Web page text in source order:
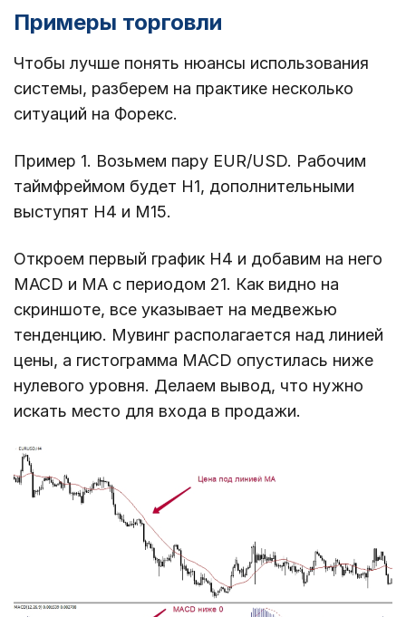
Примеры торговли
Чтобы лучше понять нюансы использования
системы, разберем на практике несколько
ситуаций на Форекс.
Пример 1. Возьмем пару EUR/USD. Рабочим
таймфреймом будет Н1, дополнительными
выступят Н4 и М15.
Откроем первый график Н4 и добавим на него
MACD и МА с периодом 21. Как видно на
скриншоте, все указывает на медвежью
тенденцию. Мувинг располагается над линией
цены, а гистограмма MACD опустилась ниже
нулевого уровня. Делаем вывод, что нужно
искать место для входа в продажи.